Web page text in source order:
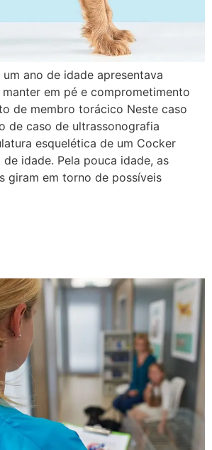
ano de idade apresentava
em pé e comprometimento
de membro torácico Neste caso
de caso de ultrassonografia
esquelética de um Cocker
de idade. Pela pouca idade, as
giram em torno de possíveis